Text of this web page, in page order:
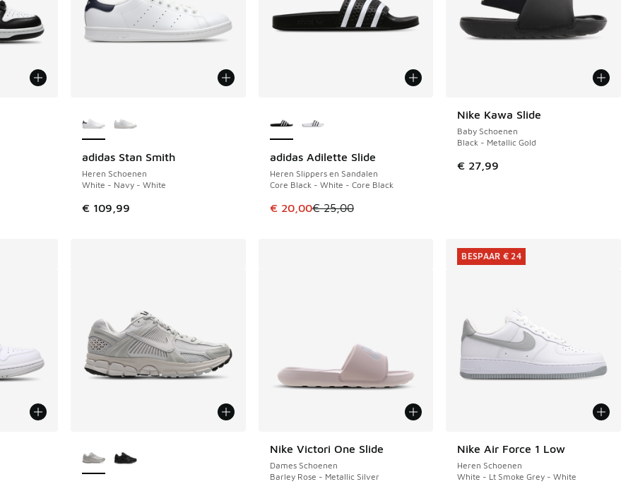
Dit artikel is in de aanbieding Prijs verlaagd van € 119,99 naar € 70,00
adidas Stan Smith
Heren Schoenen
White - Navy - White
€ 109,99
adidas Adilette Slide
Heren Slippers en Sandalen
Core Black - White - Core Black
Dit artikel is in de uitverkoop. Dit artikel is in de aanbieding Prijs
€ 20,00€ 25,00
Nike Kawa Slide
Baby Schoenen
Black - Metallic Gold
€ 27,99
Nike Victori One Slide
Dames Schoenen
Barley Rose - Metallic Silver
Nike Air Force 1 Low
Heren Schoenen
White - Lt Smoke Grey - White
BESPAAR € 24
BESPAAR € 24